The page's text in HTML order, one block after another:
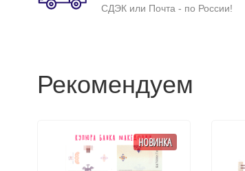
СДЭК или Почта - по России!
Рекомендуем
НОВИНКА